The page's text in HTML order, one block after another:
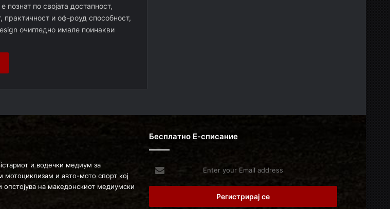
познат по својата достапност,
практичност и оф-роуд способност,
очигледно имале поинакви
и водечки медиум за
мотоциклизам и авто-мото спорт кој
опстојува на македонскиот медиумски
Бесплатно Е-списание
Enter
your
Email